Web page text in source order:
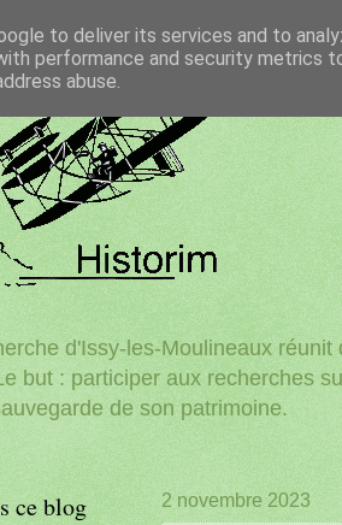
d'Issy-les-Moulineaux
but : participer aux recherches
de son patrimoine.
2 novembre 2023
ce blog
to deliver its services and to
performance and security metrics
abuse.